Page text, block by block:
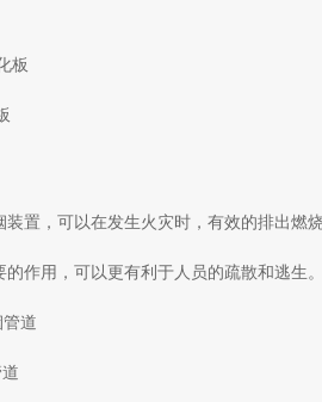
置，可以在发生火灾时，有效的排出燃烧
作用，可以更有利于人员的疏散和逃生。